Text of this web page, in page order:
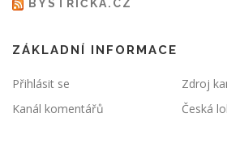
BYSTŘIČKA.CZ
ZÁKLADNÍ INFORMACE
Přihlásit se
Zdroj
Kanál komentářů
Česká